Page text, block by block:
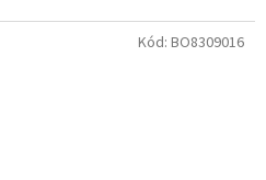
Kód: BO8309016